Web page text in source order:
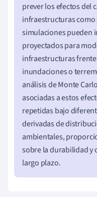
prever los efectos del
infraestructuras como
simulaciones pueden
proyectados para
infraestructuras
inundaciones o
análisis de Monte
asociadas a estos
repetidas bajo
derivadas de
ambientales,
sobre la durabilidad y
largo plazo.